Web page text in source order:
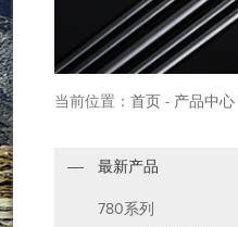
当前位置： 首页 - 产品中心
最新产品
780系列